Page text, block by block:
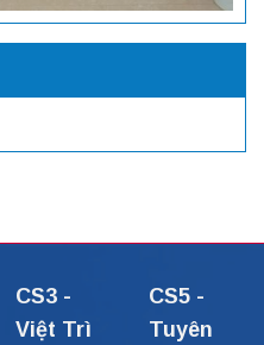
CS3 -
Việt Trì
CS5 -
Tuyên